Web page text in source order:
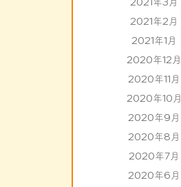
2021年2月
2021年1月
2020年12月
2020年11月
2020年10月
2020年9月
2020年8月
2020年7月
2020年6月